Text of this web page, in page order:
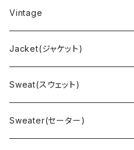
Vintage
Jacket(ジャケット)
US Military(ユーエスミリタリー)
EURO Military(ユーロミリタリー）
Sweat(スウェット)
Champion(チャンピオン)
Sweater(セーター)